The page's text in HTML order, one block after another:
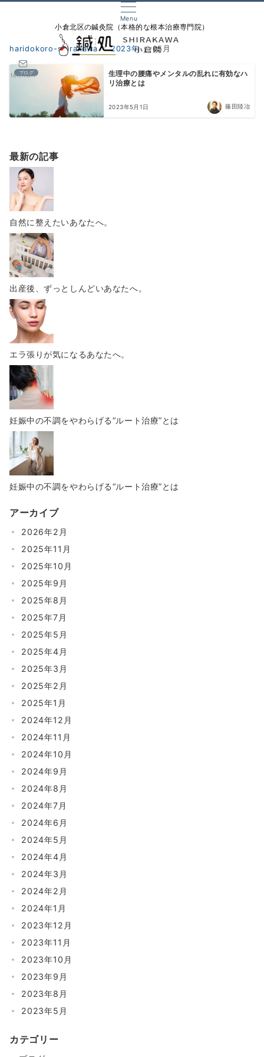
Menu
小倉北区の鍼灸院（本格的な根本治療専門院）
tel/mail
haridokoro-shirakawa 2023年 05月
ブログ
生理中の腰痛やメンタルの乱れに有効なハ
リ治療とは
2023年5月1日 篠田陸冶
最新の記事
自然に整えたいあなたへ。
出産後、ずっとしんどいあなたへ。
エラ張りが気になるあなたへ。
妊娠中の不調をやわらげる“ルート治療”とは
妊娠中の不調をやわらげる“ルート治療”とは
アーカイブ
2026年2月
2025年11月
2025年10月
2025年9月
2025年8月
2025年7月
2025年5月
2025年4月
2025年3月
2025年2月
2025年1月
2024年12月
2024年11月
2024年10月
2024年9月
2024年8月
2024年7月
2024年6月
2024年5月
2024年4月
2024年3月
2024年2月
2024年1月
2023年12月
2023年11月
2023年10月
2023年9月
2023年8月
2023年5月
カテゴリー